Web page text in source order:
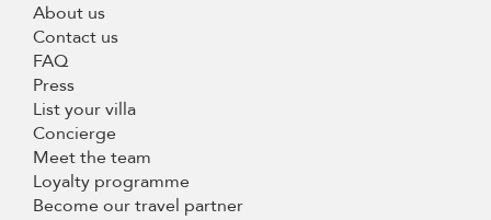
About us
Contact us
FAQ
Press
List your villa
Concierge
Meet the team
Loyalty programme
Become our travel partner